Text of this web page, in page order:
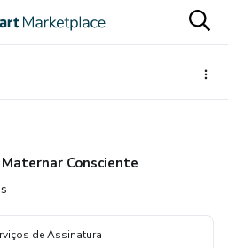
Consciente
de Assinatura